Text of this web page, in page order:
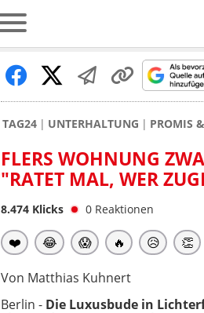
TAG24 UNTERHALTUNG PROMIS
FLERS WOHNUNG
"RATET MAL, WER
8.474 Klicks 0 Reaktionen
❤️ 😂 😱 🔥 😥 👏
Von Matthias Kuhnert
Berlin - Die Luxusbude in